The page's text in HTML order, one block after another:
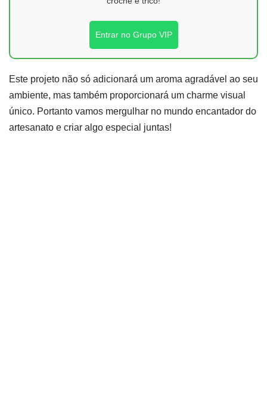
Entrar no Grupo VIP
Este projeto não só adicionará um aroma agradável ao seu
ambiente, mas também proporcionará um charme visual
único. Portanto vamos mergulhar no mundo encantador do
artesanato e criar algo especial juntas!